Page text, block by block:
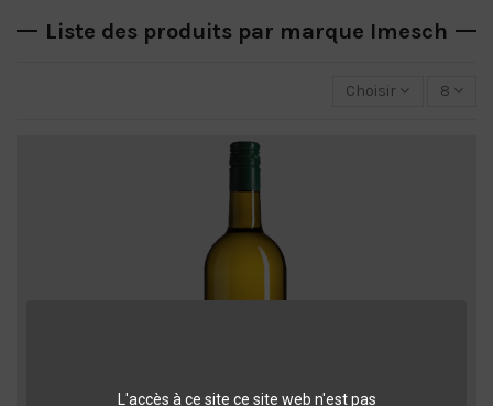
L'accès à ce site ce site web n'est pas
Liste des produits par marque Imesch
Choisir 8